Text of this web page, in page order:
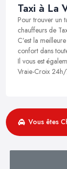
Taxi à La
Pour trouver un
chauffeurs de
C’est la
confort dans
Il vous est
Vraie-Croix
Vous êtes